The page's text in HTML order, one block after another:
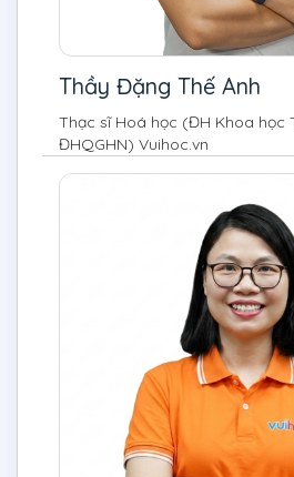
Thầy Đặng Thế Anh
Thạc sĩ Hoá học (ĐH Khoa học
ĐHQGHN) Vuihoc.vn